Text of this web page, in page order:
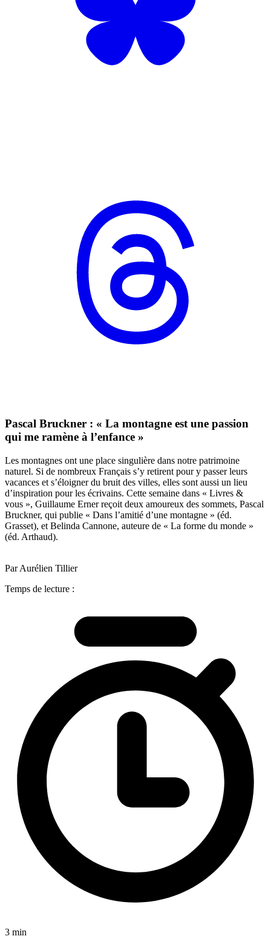
Pascal Bruckner : « La montagne est une passion
qui me ramène à l’enfance »
Les montagnes ont une place singulière dans notre patrimoine
naturel. Si de nombreux Français s’y retirent pour y passer leurs
vacances et s’éloigner du bruit des villes, elles sont aussi un lieu
d’inspiration pour les écrivains. Cette semaine dans « Livres &
vous », Guillaume Erner reçoit deux amoureux des sommets, Pascal
Bruckner, qui publie « Dans l’amitié d’une montagne » (éd.
Grasset), et Belinda Cannone, auteure de « La forme du monde »
(éd. Arthaud).
Par Aurélien Tillier
Temps de lecture :
3 min